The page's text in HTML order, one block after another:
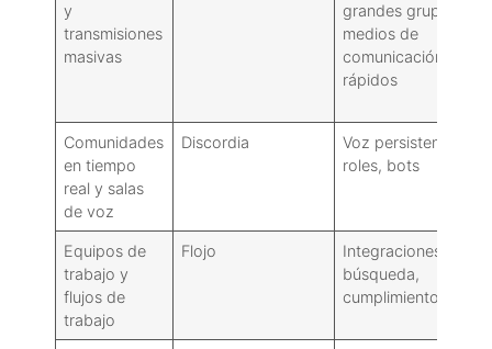
y
transmisiones
masivas
grandes grupos,
medios de
comunicación
rápidos
Comunidades
en tiempo
real y salas
de voz
Discordia
Voz persistente,
roles, bots
Equipos de
trabajo y
flujos de
trabajo
Flojo
Integraciones,
búsqueda,
cumplimiento